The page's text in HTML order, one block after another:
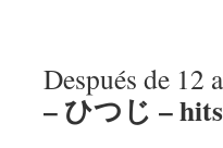
Después de 12
– ひつじ –